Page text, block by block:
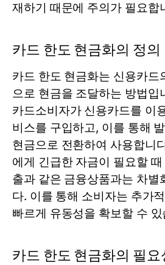
재하기 때문에 주의가 필요합
카드 한도 현금화의 정의
카드 한도 현금화는 신용카드
으로 현금을 조달하는 방법입
카드소비자가 신용카드를 이
비스를 구입하고, 이를 통해
현금으로 전환하여 사용합니
에게 긴급한 자금이 필요할
출과 같은 금융상품과는 차별
다. 이를 통해 소비자는 추가
빠르게 유동성을 확보할 수 있
카드 한도 현금화의 필요